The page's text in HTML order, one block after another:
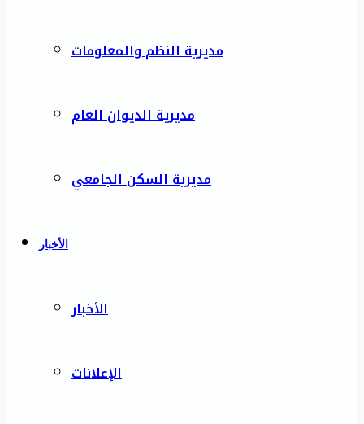
مديرية النظم والمعلومات
مديرية الديوان العام
مديرية السكن الجامعي
الأخبار
الأخبار
الإعلانات